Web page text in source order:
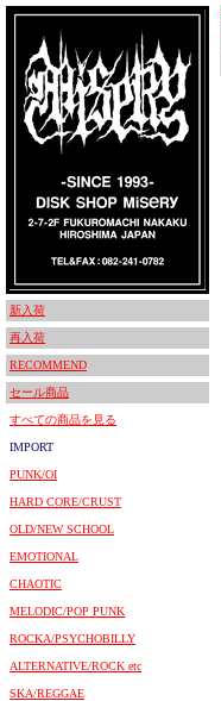
新入荷
再入荷
RECOMMEND
セール商品
すべての商品を見る
IMPORT
PUNK/OI
HARD CORE/CRUST
OLD/NEW SCHOOL
EMOTIONAL
CHAOTIC
MELODIC/POP PUNK
ROCKA/PSYCHOBILLY
ALTERNATIVE/ROCK etc
SKA/REGGAE